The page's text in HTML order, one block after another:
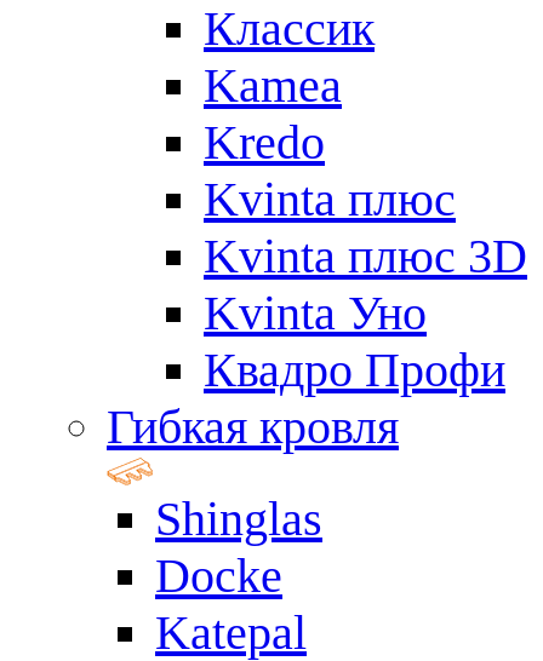
Классик
Kamea
Kredo
Kvinta плюс
Kvinta плюс 3D
Kvinta Уно
Квадро Профи
Гибкая кровля
Shinglas
Docke
Katepal